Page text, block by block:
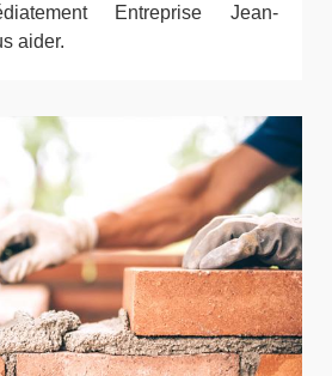
Entreprise Jean-
aider.